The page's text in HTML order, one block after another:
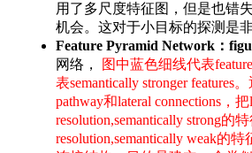
用了多尺度特征图，但是也错
机会。这对于小目标的探测是
Feature Pyramid Network：
网络，
图中蓝色细线代表
表semantically stronger features
pathway和lateral connections，
resolution,semantically strong的
resolution,semantically weak的